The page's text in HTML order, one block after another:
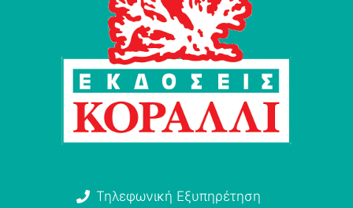
Τηλεφωνική Εξυπηρέτηση